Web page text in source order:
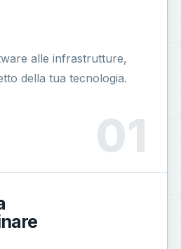
alle infrastrutture,
della tua tecnologia.